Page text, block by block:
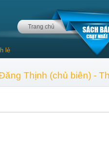
Trang chủ
lẻ
Thịnh (chủ biên) -